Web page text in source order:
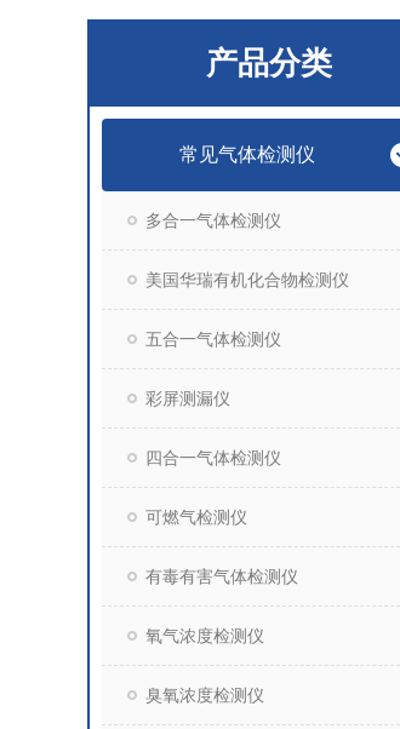
产品分类
常见气体检测仪
多合一气体检测仪
美国华瑞有机化合物检测仪
五合一气体检测仪
彩屏测漏仪
四合一气体检测仪
可燃气检测仪
有毒有害气体检测仪
氧气浓度检测仪
臭氧浓度检测仪